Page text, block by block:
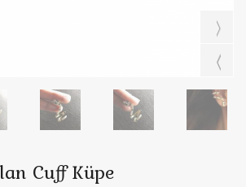
Cuff Küpe